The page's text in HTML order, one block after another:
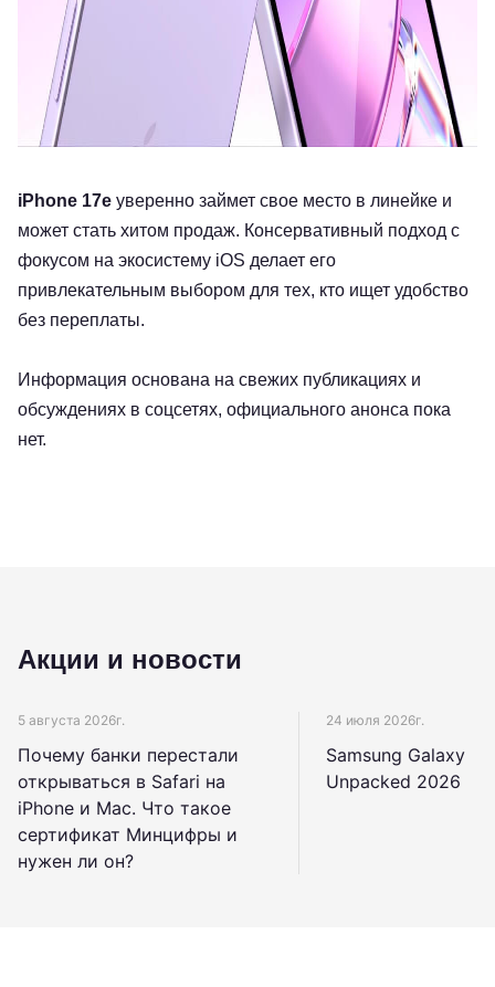
iPhone 17e уверенно займет свое место в линейке и
может стать хитом продаж. Консервативный подход с
фокусом на экосистему iOS делает его
привлекательным выбором для тех, кто ищет удобство
без переплаты.
Информация основана на свежих публикациях и
обсуждениях в соцсетях, официального анонса пока
нет.
Акции и новости
5 августа 2026г.
Почему банки перестали
открываться в Safari на
iPhone и Mac. Что такое
сертификат Минцифры и
нужен ли он?
24 июля 2026г.
Samsung Galaxy
Unpacked 2026